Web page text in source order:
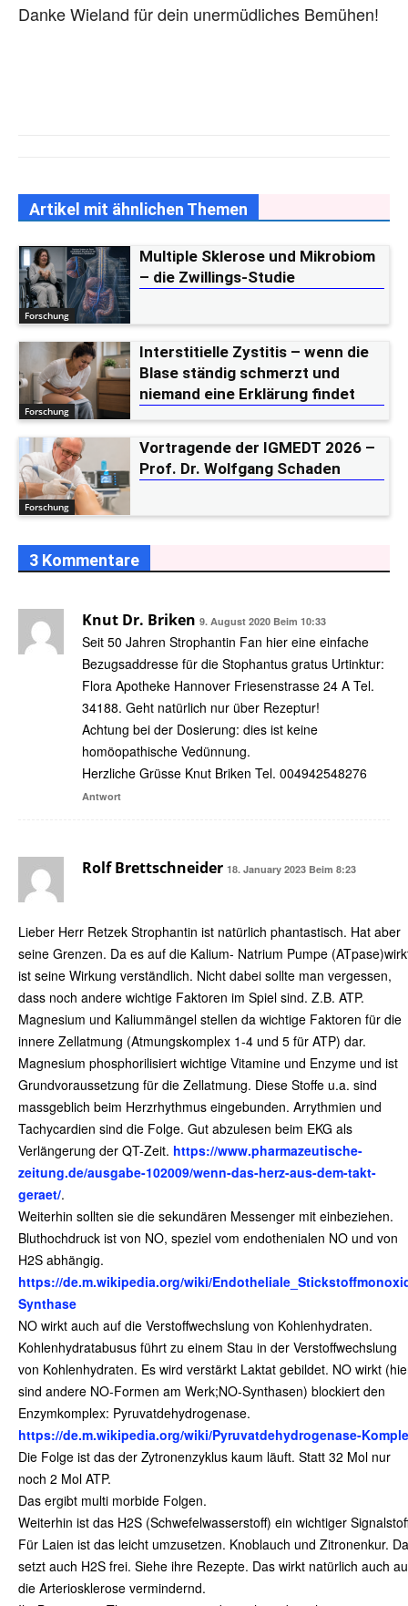
Danke Wieland für dein unermüdliches Bemühen!
Artikel mit ähnlichen Themen
Forschung
Multiple Sklerose und Mikrobiom
– die Zwillings-Studie
Forschung
Interstitielle Zystitis – wenn die
Blase ständig schmerzt und
niemand eine Erklärung findet
Forschung
Vortragende der IGMEDT 2026 –
Prof. Dr. Wolfgang Schaden
3 Kommentare
Knut Dr. Briken 9. August 2020 Beim 10:33
Seit 50 Jahren Strophantin Fan hier eine einfache
Bezugsaddresse für die Stophantus gratus Urtinktur:
Flora Apotheke Hannover Friesenstrasse 24 A Tel.
34188. Geht natürlich nur über Rezeptur!
Achtung bei der Dosierung: dies ist keine
homöopathische Vedünnung.
Herzliche Grüsse Knut Briken Tel. 004942548276
Antwort
Rolf Brettschneider 18. January 2023 Beim 8:23
Lieber Herr Retzek Strophantin ist natürlich phantastisch. Hat aber
seine Grenzen. Da es auf die Kalium- Natrium Pumpe
ist seine Wirkung verständlich. Nicht dabei sollte man vergessen,
dass noch andere wichtige Faktoren im Spiel sind. Z.B. ATP.
Magnesium und Kaliummängel stellen da wichtige Faktoren für die
innere Zellatmung (Atmungskomplex 1-4 und 5 für ATP) dar.
Magnesium phosphorilisiert wichtige Vitamine und Enzyme und ist
Grundvoraussetzung für die Zellatmung. Diese Stoffe u.a. sind
massgeblich beim Herzrhythmus eingebunden. Arrythmien und
Tachycardien sind die Folge. Gut abzulesen beim EKG als
Verlängerung der QT-Zeit. https://www.pharmazeutische-
zeitung.de/ausgabe-102009/wenn-das-herz-aus-dem-takt-
geraet/.
Weiterhin sollten sie die sekundären Messenger mit einbeziehen.
Bluthochdruck ist von NO, speziel vom endothenialen NO und von
H2S abhängig.
https://de.m.wikipedia.org/wiki/
Synthase
NO wirkt auch auf die Verstoffwechslung von Kohlenhydraten.
Kohlenhydratabusus führt zu einem Stau in der Verstoffwechslung
von Kohlenhydraten. Es wird verstärkt Laktat gebildet. NO wirkt
sind andere NO-Formen am Werk;NO-Synthasen) blockiert den
Enzymkomplex: Pyruvatdehydrogenase.
https://de.m.wikipedia.org/wiki/Pyruvatdehydrogenase-
Die Folge ist das der Zytronenzyklus kaum läuft. Statt 32 Mol nur
noch 2 Mol ATP.
Das ergibt multi morbide Folgen.
Weiterhin ist das H2S (Schwefelwasserstoff) ein wichtiger
Für Laien ist das leicht umzusetzen. Knoblauch und Zitronenkur.
setzt auch H2S frei. Siehe ihre Rezepte. Das wirkt natürlich auch
die Arteriosklerose vermindernd.